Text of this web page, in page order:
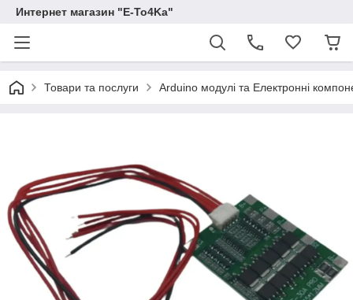
Интернет магазин "E-To4Ka"
Товари та послуги Arduino модулі та Електронні